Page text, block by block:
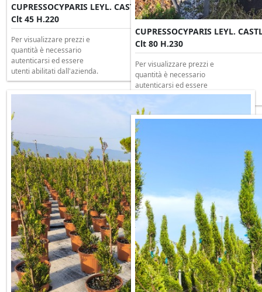
CUPRESSOCYPARIS LEYL. CASTLEWELLAND GOLD Spirale
Clt 45 H.220
Per visualizzare prezzi e
quantità è necessario
autenticarsi ed essere
utenti abilitati dall'azienda.
CUPRESSOCYPARIS LEYL.
Clt 80 H.230
Per visualizzare prezzi e
quantità è necessario
autenticarsi ed essere
utenti abilitati dall'azienda.